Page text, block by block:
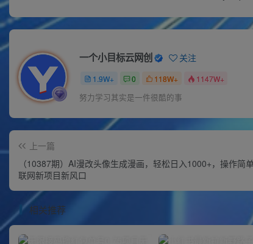
一个小目标云网创 关注
1.9W+ 0 118W+ 1147W+
努力学习其实是一件很酷的事
上一篇
（10387期）AI漫改头像生成漫画，轻松日入1000+，操作简
联网新项目新风口
相关推荐